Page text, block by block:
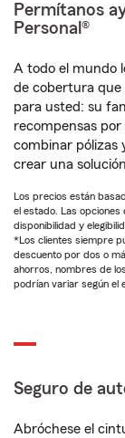
Permítanos
Personal®
A todo el mundo
de cobertura que
para usted: su
recompensas
combinar pólizas
crear una
Los precios están
el estado. Las
disponibilidad y
*Los clientes siempre
descuento por dos o
ahorros, nombres de
podrían variar según el
Seguro de
Abróchese el